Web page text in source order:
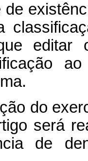
de
editar
do
será
de